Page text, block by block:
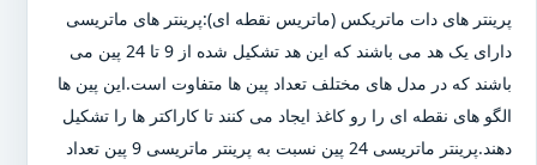
پرینتر های دات ماتریکس (ماتریس نقطه ای):پرینتر های ماتریسی
دارای یک هد می باشند که این هد تشکیل شده از 9 تا 24 پین می
باشند که در مدل های مختلف تعداد پین ها متفاوت است.این پین ها
الگو های نقطه ای را رو کاغذ ایجاد می کنند تا کاراکتر ها را تشکیل
دهند.پرینتر ماتریسی 24 پین نسبت به پرینتر ماتریسی 9 پین تعداد